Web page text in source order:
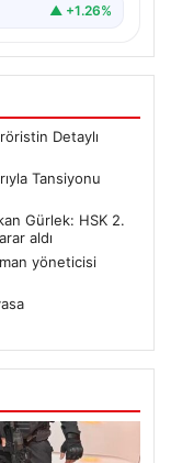
▲ +1.26%
Detaylı
Tansiyonu
Gürlek: HSK 2.
aldı
yöneticisi